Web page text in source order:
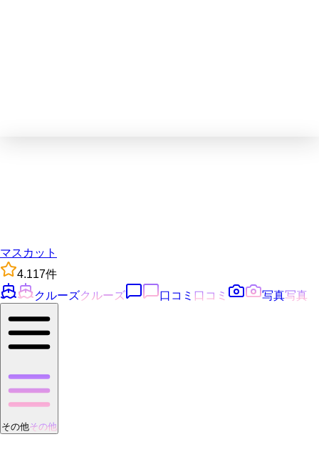
マスカット
4.117件
クルーズクルーズ 口コミ 口コミ 写真写真
その他その他